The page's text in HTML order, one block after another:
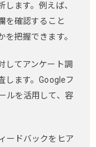
ます。例えば、
を確認すること
把握できます。
してアンケート調
します。Googleフ
ルを活用して、容
ードバックをヒア